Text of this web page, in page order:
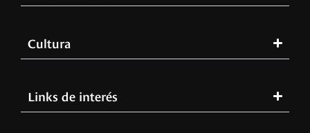
Cultura
Links de interés